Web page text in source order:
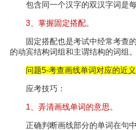
包含同一个汉字的双汉字词是每
3、掌握固定搭配。
固定搭配也是考试中经常考查的
的动宾结构词组和主谓结构的词组。
问题5-考查画线单词对应的近义
应考技巧：
1、弄清画线单词的意思。
正确判断画线部分的单词在句中